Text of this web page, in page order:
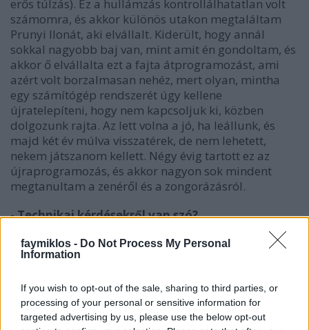
faymiklos - Do Not Process My Personal
Information
If you wish to opt-out of the sale, sharing to third parties, or
processing of your personal or sensitive information for
targeted advertising by us, please use the below opt-out
erős túlzás). Ez a hullámzás kontrollálhatatlan volt
számomra, és akkor különös utakon megtaláltam
Prunyi Ilonát, aki elvállalt. Kiderült, hogy annál
sokkal nagyobb baj van, mint amit én gondoltam, és
akkor ő elvállalta ezt a fajta átprogramozást, ami
azért volt borzalmasan nehéz, mert olyan, mintha
egy számítógép rendszerét úgy kellene
újratelepíteni, hogy nem kapcsoljuk ki, közben
dolgozunk rajta. Az lett volna a jó, ha leállunk, és
majd két év múlva visszatérek, de nem lehetett,
nekem játszanom kellett. Négy évig tartott ez az
újraprogramozás, és akkor nagyon sok mindent
megtanultam a zenéről és a zongorázásról.
- Technikai kérdésekről van szó?
- Én is azt hittem, hogy ez technika. Nem tudtam,
hogy ami egy énekesnél rögtön kijön, mert a
lélekkel, a magadról alkotott képpel, hittel,
önbizalommal, mindennel összefügg. Utána jön a
zene is, de amíg valaki egy merevgörcs, soha nem